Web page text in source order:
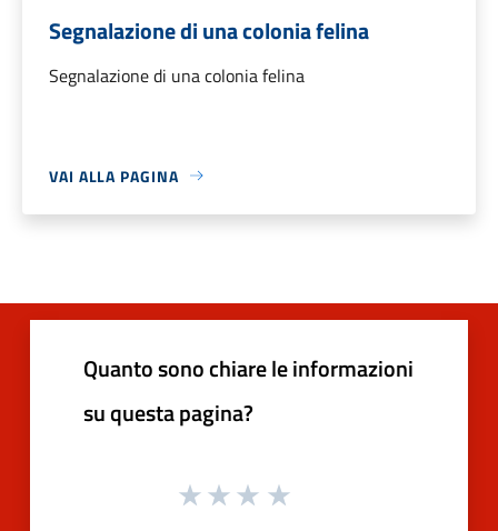
Segnalazione di una colonia felina
Segnalazione di una colonia felina
VAI ALLA PAGINA
Quanto sono chiare le informazioni
su questa pagina?